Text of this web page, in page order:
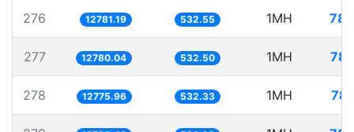
276 12781.19 532.55 1MH
277 12780.04 532.50 1MH
278 12775.96 532.33 1MH